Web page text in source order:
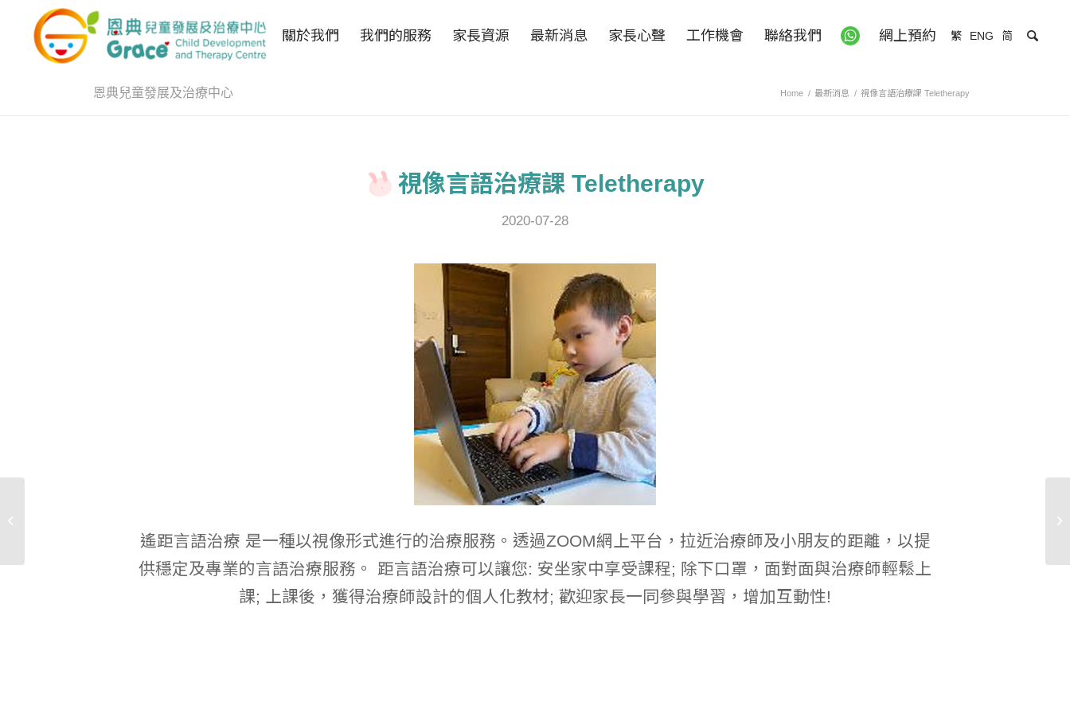
關於我們 我們的服務 家長資源 最新消息 家長心聲 工作機會 聯絡我們 網上預約 繁 ENG 简
恩典兒童發展及治療中心 Home / 最新消息 / 視像言語治療課 Teletherapy
視像言語治療課 Teletherapy
2020-07-28
遙距言語治療 是一種以視像形式進行的治療服務。透過ZOOM網上平台，拉近治療師及小朋友的距離，以提
供穩定及專業的言語治療服務。 距言語治療可以讓您: 安坐家中享受課程; 除下口罩，面對面與治療師輕鬆上
課; 上課後，獲得治療師設計的個人化教材; 歡迎家長一同參與學習，增加互動性!